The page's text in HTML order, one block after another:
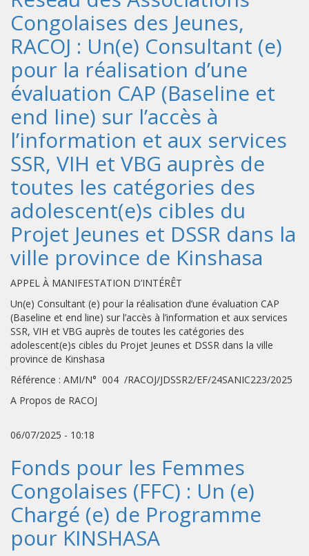
Congolaises des Jeunes,
RACOJ : Un(e) Consultant (e)
pour la réalisation d’une
évaluation CAP (Baseline et
end line) sur l’accès à
l’information et aux services
SSR, VIH et VBG auprès de
toutes les catégories des
adolescent(e)s cibles du
Projet Jeunes et DSSR dans la
ville province de Kinshasa
APPEL À MANIFESTATION D’INTÉRÊT
Un(e) Consultant (e) pour la réalisation d’une évaluation CAP
(Baseline et end line) sur l’accès à l’information et aux services
SSR, VIH et VBG auprès de toutes les catégories des
adolescent(e)s cibles du Projet Jeunes et DSSR dans la ville
province de Kinshasa
Référence : AMI/N° 004 /RACOJ/JDSSR2/EF/24SANIC223/2025
A Propos de RACOJ
06/07/2025 - 10:18
Fonds pour les Femmes
Congolaises (FFC) : Un (e)
Chargé (e) de Programme
pour KINSHASA